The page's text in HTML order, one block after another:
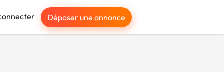
Déposer une annonce